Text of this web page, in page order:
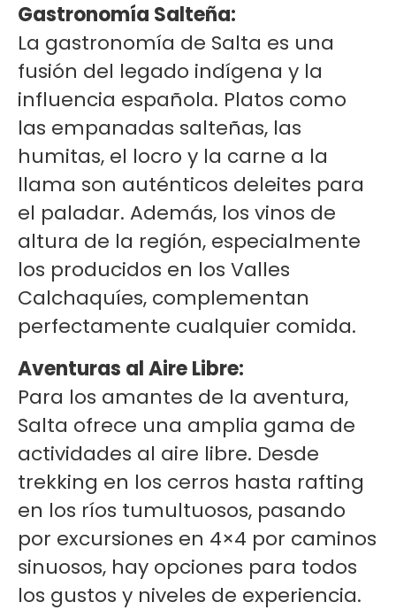
Gastronomía Salteña:
La gastronomía de Salta es una
fusión del legado indígena y la
influencia española. Platos como
las empanadas salteñas, las
humitas, el locro y la carne a la
llama son auténticos deleites para
el paladar. Además, los vinos de
altura de la región, especialmente
los producidos en los Valles
Calchaquíes, complementan
perfectamente cualquier comida.
Aventuras al Aire Libre:
Para los amantes de la aventura,
Salta ofrece una amplia gama de
actividades al aire libre. Desde
trekking en los cerros hasta rafting
en los ríos tumultuosos, pasando
por excursiones en 4×4 por caminos
sinuosos, hay opciones para todos
los gustos y niveles de experiencia.